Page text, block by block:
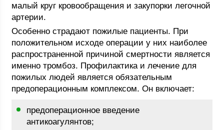
малый круг кровообращения и закупорки легочной
артерии.
Особенно страдают пожилые пациенты. При
положительном исходе операции у них наиболее
распространенной причиной смертности является
именно тромбоз. Профилактика и лечение для
пожилых людей является обязательным
предоперационным комплексом. Он включает:
предоперационное введение
антикоагулянтов;